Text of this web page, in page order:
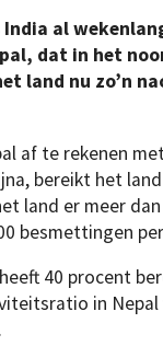
al
dat in het
land nu zo’n
af te rekenen
bereikt het
land er meer
besmettingen
40 procent
in